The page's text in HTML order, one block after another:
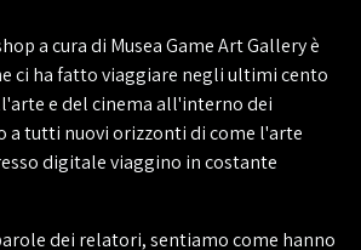
a cura di Musea Game Art Gallery è
ci ha fatto viaggiare negli ultimi cento
e del cinema all'interno dei
a tutti nuovi orizzonti di come l'arte
digitale viaggino in costante
dei relatori, sentiamo come hanno